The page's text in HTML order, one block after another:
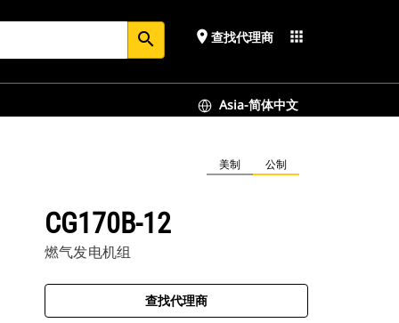
search place 查找代理商 apps
Asia-简体中文
美制 公制
CG170B-12
燃气发电机组
查找代理商